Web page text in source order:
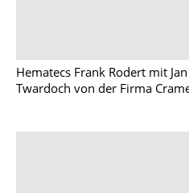
Hematecs Frank Rodert mit
Twardoch von der Firma